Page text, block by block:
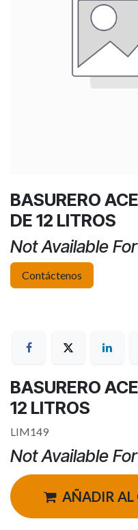
BASURERO
DE 12 LITROS
Not Available
Contáctenos
BASURERO
12 LITROS
LIM149
Not Available
AÑADIR AL